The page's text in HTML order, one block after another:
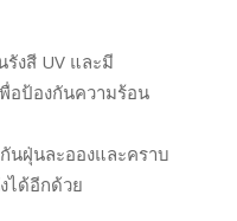
งสี UV และมี
อป้องกันความร้อน
นฝุ่นละอองและคราบ
ได้อีกด้วย